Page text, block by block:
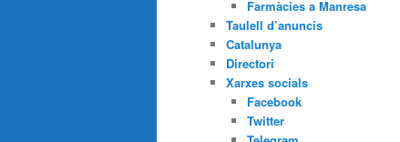
Farmàcies a Manresa
Taulell d’anuncis
Catalunya
Directori
Xarxes socials
Facebook
Twitter